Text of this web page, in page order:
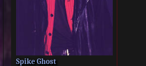
Spike Ghost